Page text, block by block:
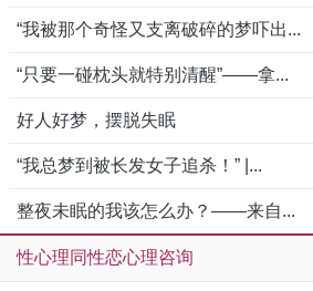
“我被那个奇怪又支离破碎的梦吓出...
“只要一碰枕头就特别清醒”——拿...
好人好梦，摆脱失眠
“我总梦到被长发女子追杀！” |...
整夜未眠的我该怎么办？——来自...
性心理同性恋心理咨询